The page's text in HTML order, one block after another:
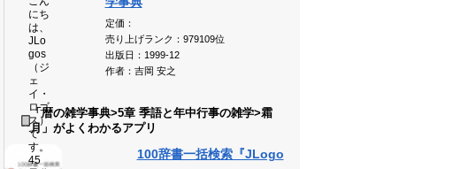
定価：
売り上げランク：979109位
出版日：1999-12
作者：吉岡 安之
「暦の雑学事典>5章 季語と年中行事の雑学>霜
月」がよくわかるアプリ
100辞書一括検索『JLogo